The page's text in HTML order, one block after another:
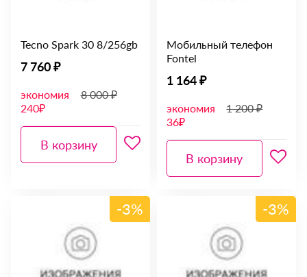
Tecno Spark 30 8/256gb
7 760 ₽
экономия
240₽
8 000 ₽
В корзину
Мобильный телефон
Fontel
1 164 ₽
экономия
36₽
1 200 ₽
В корзину
-3% -3%